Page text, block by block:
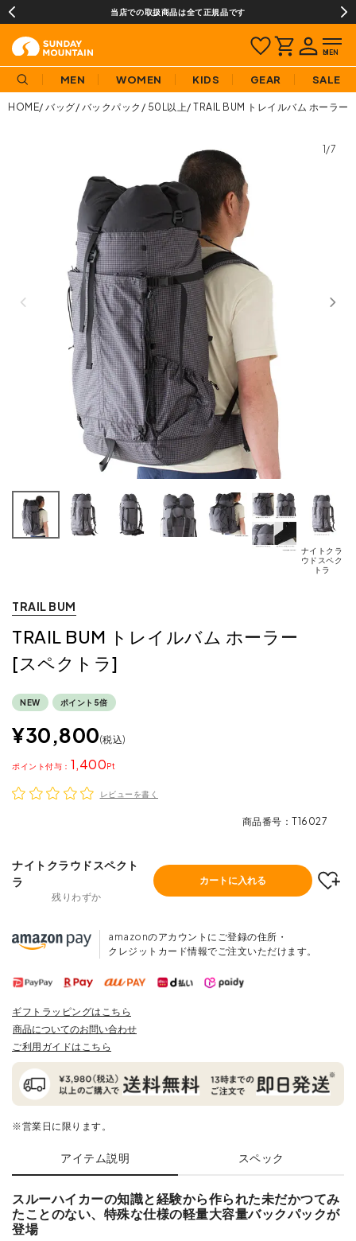
当店での取扱商品は全て正規品です
MEN WOMEN KIDS GEAR SALE
HOME バッグ バックパック 50L以上 TRAIL BUM トレイルバム ホーラー[
1/7
ナイトクラ
ウドスペク
トラ
TRAIL BUM
TRAIL BUM トレイルバム ホーラー
[スペクトラ]
NEW ポイント5倍
¥30,800 税込
1,400
ポイント
レビューを書く
商品番号 T16027
ナイトクラウドスペクト
ラ
残りわずか
カートに入れる
amazonのアカウントにご登録の住所・
クレジットカード情報でご注文いただけます。
ギフトラッピングはこちら
商品についてのお問い合わせ
ご利用ガイドはこちら
※営業日に限ります。
アイテム説明 スペック
スルーハイカーの知識と経験から作られた未だかつてみ
たことのない、特殊な仕様の軽量大容量バックパックが
登場